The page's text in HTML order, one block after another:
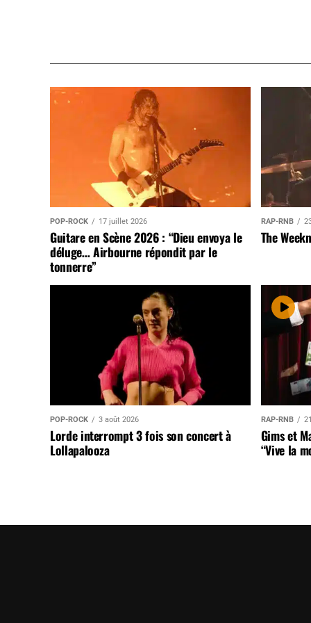
POP-ROCK 17 juillet 2026
Guitare en Scène 2026 : “Dieu envoya le
déluge… Airbourne répondit par le
tonnerre”
RAP-RNB
The
POP-ROCK 3 août 2026
Lorde interrompt 3 fois son concert à
Lollapalooza
RAP-RNB
Gims et
“Vive la